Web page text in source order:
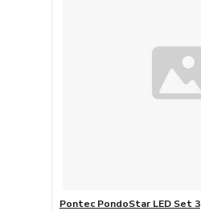
Pontec PondoStar LED Set 3